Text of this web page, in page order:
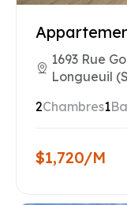
1693 Rue
Longueuil
2Chambres1
$1,720/M